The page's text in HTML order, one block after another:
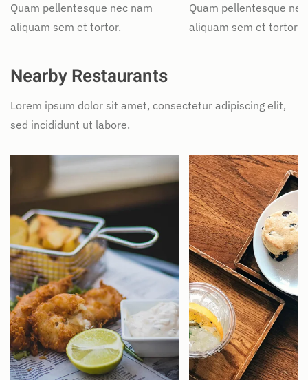
Quam pellentesque nec nam
aliquam sem et tortor.
Quam pellentesque
aliquam sem et tortor.
Nearby Restaurants
Lorem ipsum dolor sit amet, consectetur adipiscing elit,
sed incididunt ut labore.